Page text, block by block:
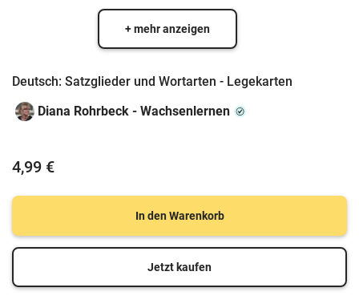
+ mehr anzeigen
Deutsch: Satzglieder und Wortarten - Legekarten
Diana Rohrbeck - Wachsenlernen
4,99 €
In den Warenkorb
Jetzt kaufen